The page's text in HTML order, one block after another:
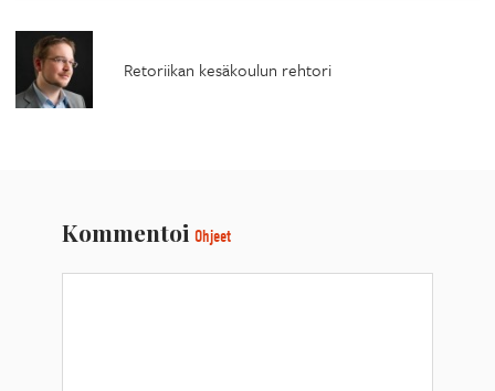
Retoriikan kesäkoulun rehtori
Kommentoi Ohjeet